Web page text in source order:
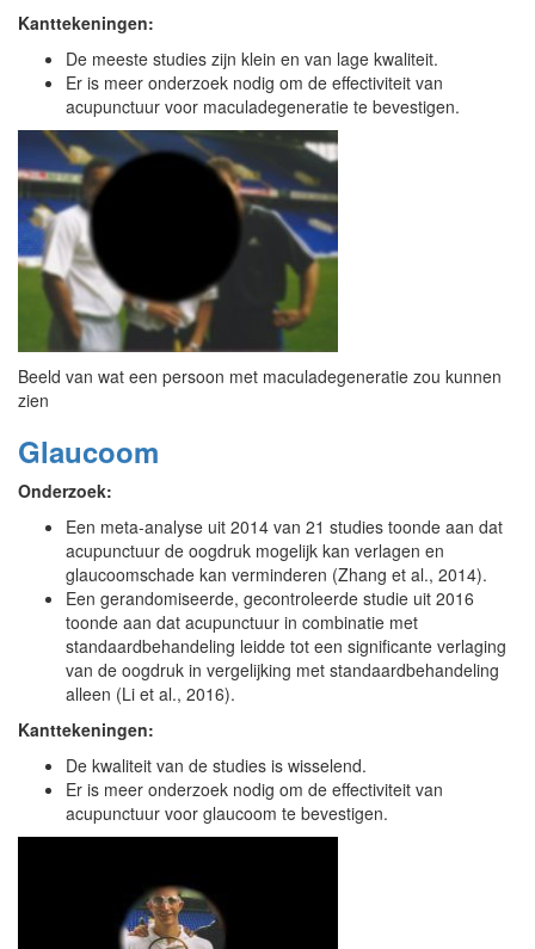
Kanttekeningen:
De meeste studies zijn klein en van lage kwaliteit.
Er is meer onderzoek nodig om de effectiviteit van
acupunctuur voor maculadegeneratie te bevestigen.
Beeld van wat een persoon met maculadegeneratie zou kunnen
zien
Glaucoom
Onderzoek:
Een meta-analyse uit 2014 van 21 studies toonde aan dat
acupunctuur de oogdruk mogelijk kan verlagen en
glaucoomschade kan verminderen (Zhang et al., 2014).
Een gerandomiseerde, gecontroleerde studie uit 2016
toonde aan dat acupunctuur in combinatie met
standaardbehandeling leidde tot een significante verlaging
van de oogdruk in vergelijking met standaardbehandeling
alleen (Li et al., 2016).
Kanttekeningen:
De kwaliteit van de studies is wisselend.
Er is meer onderzoek nodig om de effectiviteit van
acupunctuur voor glaucoom te bevestigen.